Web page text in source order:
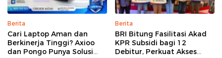
Berita
Cari Laptop Aman dan
Berkinerja Tinggi? Axioo
dan Pongo Punya Solusi
Berita
BRI Bitung Fasilitasi Akad
KPR Subsidi bagi 12
Debitur, Perkuat Akses